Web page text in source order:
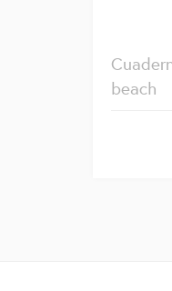
beach